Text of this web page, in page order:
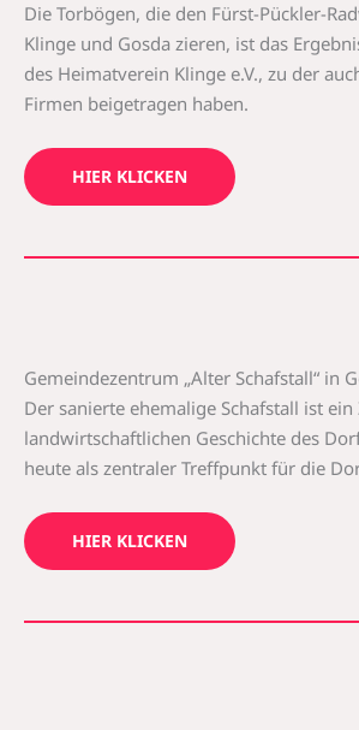
Die Torbögen, die den Fürst-Pückler-
Klinge und Gosda zieren, ist das
des Heimatverein Klinge e.V., zu der
Firmen beigetragen haben.
HIER KLICKEN
Gemeindezentrum „Alter Schafstall“ in
Der sanierte ehemalige Schafstall ist
landwirtschaftlichen Geschichte des
heute als zentraler Treffpunkt für die
HIER KLICKEN